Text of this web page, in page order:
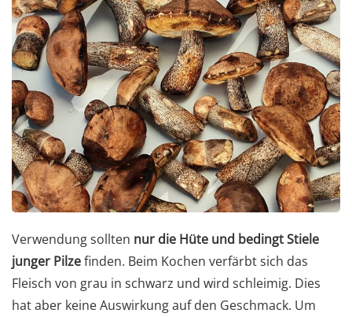
Verwendung sollten nur die Hüte und bedingt Stiele
junger Pilzefinden. Beim Kochen verfärbt sich das
Fleisch von grau in schwarz und wird schleimig. Dies
hat aber keine Auswirkung auf den Geschmack. Um